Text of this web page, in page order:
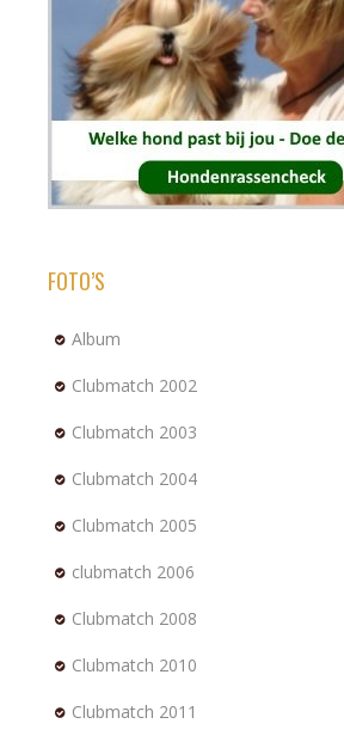
FOTO’S
Album
Clubmatch 2002
Clubmatch 2003
Clubmatch 2004
Clubmatch 2005
clubmatch 2006
Clubmatch 2008
Clubmatch 2010
Clubmatch 2011